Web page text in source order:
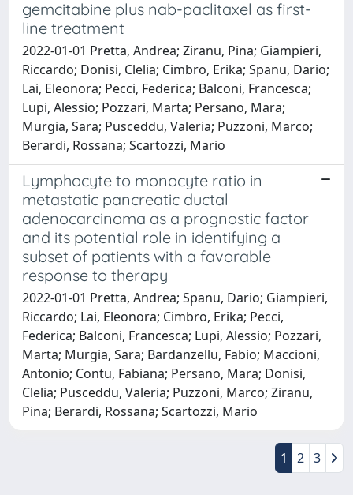
gemcitabine plus nab-paclitaxel as first-
line treatment
2022-01-01 Pretta, Andrea; Ziranu, Pina; Giampieri,
Riccardo; Donisi, Clelia; Cimbro, Erika; Spanu, Dario;
Lai, Eleonora; Pecci, Federica; Balconi, Francesca;
Lupi, Alessio; Pozzari, Marta; Persano, Mara;
Murgia, Sara; Pusceddu, Valeria; Puzzoni, Marco;
Berardi, Rossana; Scartozzi, Mario
Lymphocyte to monocyte ratio in
metastatic pancreatic ductal
adenocarcinoma as a prognostic factor
and its potential role in identifying a
subset of patients with a favorable
response to therapy
2022-01-01 Pretta, Andrea; Spanu, Dario; Giampieri,
Riccardo; Lai, Eleonora; Cimbro, Erika; Pecci,
Federica; Balconi, Francesca; Lupi, Alessio; Pozzari,
Marta; Murgia, Sara; Bardanzellu, Fabio; Maccioni,
Antonio; Contu, Fabiana; Persano, Mara; Donisi,
Clelia; Pusceddu, Valeria; Puzzoni, Marco; Ziranu,
Pina; Berardi, Rossana; Scartozzi, Mario
1 2 3